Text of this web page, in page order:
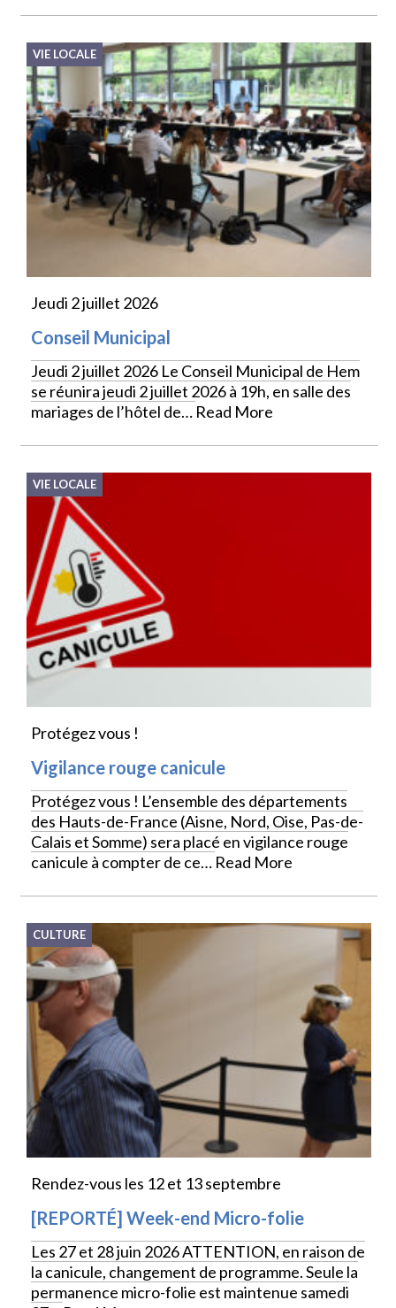
VIE LOCALE
Jeudi 2 juillet 2026
Conseil Municipal
Jeudi 2 juillet 2026 Le Conseil Municipal de Hem
se réunira jeudi 2 juillet 2026 à 19h, en salle des
mariages de l’hôtel de… Read More
VIE LOCALE
Protégez vous !
Vigilance rouge canicule
Protégez vous ! L’ensemble des départements
des Hauts-de-France (Aisne, Nord, Oise, Pas-de-
Calais et Somme) sera placé en vigilance rouge
canicule à compter de ce… Read More
CULTURE
Rendez-vous les 12 et 13 septembre
[REPORTÉ] Week-end Micro-folie
Les 27 et 28 juin 2026 ATTENTION, en raison de
la canicule, changement de programme. Seule la
permanence micro-folie est maintenue samedi